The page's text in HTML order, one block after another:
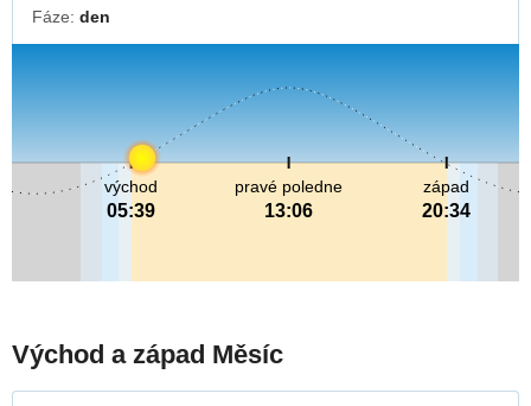
Fáze: den
pravé poledne
13:06
východ
05:39
západ
20:34
Východ a západ Měsíc